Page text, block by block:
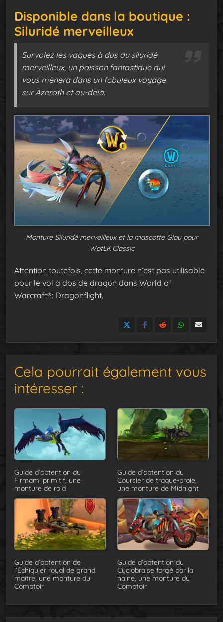
Disponible dans la boutique :
Siluridé merveilleux
Survolez les vagues à dos du siluridé
merveilleux, un poisson fantastique qui
vous mènera dans un fabuleux voyage
sur Azeroth et au-delà.
Monture Siluridé merveilleux et la mascotte Glou pour
WotLK Classic
Attention toutefois, cette monture n’est pas utilisable
pour le vol à dos de dragon dans World of
Warcraft®: Dragonflight.
Cela pourrait également vous
intéresser :
Guide d’obtention du
Firmami primitif, une
monture de raid
Guide d’obtention du
Coursier de traque-proie,
une monture de Midnight
Guide d’obtention de
l’Échiquier royal de grand
maître, une monture du
Comptoir
Guide d’obtention du
Cyclobraise forgé par la
haine, une monture du
Comptoir